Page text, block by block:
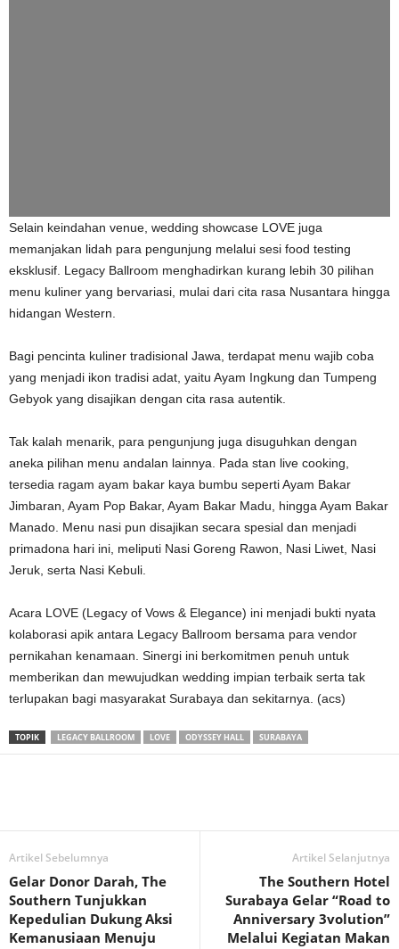
Selain keindahan venue, wedding showcase LOVE juga
memanjakan lidah para pengunjung melalui sesi food testing
eksklusif. Legacy Ballroom menghadirkan kurang lebih 30 pilihan
menu kuliner yang bervariasi, mulai dari cita rasa Nusantara hingga
hidangan Western.
Bagi pencinta kuliner tradisional Jawa, terdapat menu wajib coba
yang menjadi ikon tradisi adat, yaitu Ayam Ingkung dan Tumpeng
Gebyok yang disajikan dengan cita rasa autentik.
Tak kalah menarik, para pengunjung juga disuguhkan dengan
aneka pilihan menu andalan lainnya. Pada stan live cooking,
tersedia ragam ayam bakar kaya bumbu seperti Ayam Bakar
Jimbaran, Ayam Pop Bakar, Ayam Bakar Madu, hingga Ayam Bakar
Manado. Menu nasi pun disajikan secara spesial dan menjadi
primadona hari ini, meliputi Nasi Goreng Rawon, Nasi Liwet, Nasi
Jeruk, serta Nasi Kebuli.
Acara LOVE (Legacy of Vows & Elegance) ini menjadi bukti nyata
kolaborasi apik antara Legacy Ballroom bersama para vendor
pernikahan kenamaan. Sinergi ini berkomitmen penuh untuk
memberikan dan mewujudkan wedding impian terbaik serta tak
terlupakan bagi masyarakat Surabaya dan sekitarnya. (acs)
TOPIK LEGACY BALLROOM LOVE ODYSSEY HALL SURABAYA
Artikel Sebelumnya
Gelar Donor Darah, The
Southern Tunjukkan
Kepedulian Dukung Aksi
Kemanusiaan Menuju
Artikel Selanjutnya
The Southern Hotel
Surabaya Gelar “Road to
Anniversary 3volution”
Melalui Kegiatan Makan